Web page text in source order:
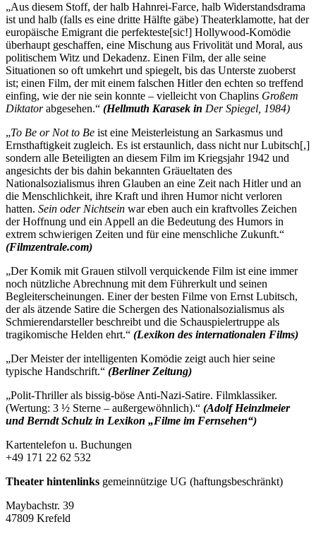
„Aus diesem Stoff, der halb Hahnrei-Farce, halb Widerstandsdrama
ist und halb (falls es eine dritte Hälfte gäbe) Theaterklamotte, hat der
europäische Emigrant die perfekteste[sic!] Hollywood-Komödie
überhaupt geschaffen, eine Mischung aus Frivolität und Moral, aus
politischem Witz und Dekadenz. Einen Film, der alle seine
Situationen so oft umkehrt und spiegelt, bis das Unterste zuoberst
ist; einen Film, der mit einem falschen Hitler den echten so treffend
einfing, wie der nie sein konnte – vielleicht von Chaplins Großem
Diktatorabgesehen.“ (Hellmuth Karasek in Der Spiegel, 1984)
„To Be or Not to Be ist eine Meisterleistung an Sarkasmus und
Ernsthaftigkeit zugleich. Es ist erstaunlich, dass nicht nur Lubitsch[,]
sondern alle Beteiligten an diesem Film im Kriegsjahr 1942 und
angesichts der bis dahin bekannten Gräueltaten des
Nationalsozialismus ihren Glauben an eine Zeit nach Hitler und an
die Menschlichkeit, ihre Kraft und ihren Humor nicht verloren
hatten. Sein oder Nichtsein war eben auch ein kraftvolles Zeichen
der Hoffnung und ein Appell an die Bedeutung des Humors in
extrem schwierigen Zeiten und für eine menschliche Zukunft.“
(Filmzentrale.com)
„Der Komik mit Grauen stilvoll verquickende Film ist eine immer
noch nützliche Abrechnung mit dem Führerkult und seinen
Begleiterscheinungen. Einer der besten Filme von Ernst Lubitsch,
der als ätzende Satire die Schergen des Nationalsozialismus als
Schmierendarsteller beschreibt und die Schauspielertruppe als
tragikomische Helden ehrt.“ (Lexikon des internationalen Films)
„Der Meister der intelligenten Komödie zeigt auch hier seine
typische Handschrift.“ (Berliner Zeitung)
„Polit-Thriller als bissig-böse Anti-Nazi-Satire. Filmklassiker.
(Wertung: 3 ½ Sterne – außergewöhnlich).“ (Adolf Heinzlmeier
und Berndt Schulz in Lexikon „Filme im Fernsehen“)
Kartentelefon u. Buchungen
+49 171 22 62 532
Theater hintenlinks gemeinnützige UG (haftungsbeschränkt)
Maybachstr. 39
47809 Krefeld